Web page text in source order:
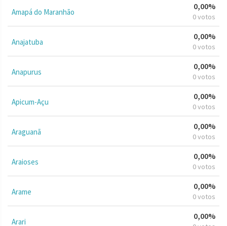
Amapá do Maranhão
0,00%
0 votos
Anajatuba
0,00%
0 votos
Anapurus
0,00%
0 votos
Apicum-Açu
0,00%
0 votos
Araguanã
0,00%
0 votos
Araioses
0,00%
0 votos
Arame
0,00%
0 votos
Arari
0,00%